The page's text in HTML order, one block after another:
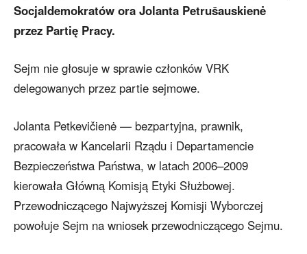
Socjaldemokratów ora Jolanta Petrušauskienė
przez Partię Pracy.
Sejm nie głosuje w sprawie członków VRK
delegowanych przez partie sejmowe.
Jolanta Petkevičienė — bezpartyjna, prawnik,
pracowała w Kancelarii Rządu i Departamencie
Bezpieczeństwa Państwa, w latach 2006–2009
kierowała Główną Komisją Etyki Służbowej.
Przewodniczącego Najwyższej Komisji Wyborczej
powołuje Sejm na wniosek przewodniczącego Sejmu.